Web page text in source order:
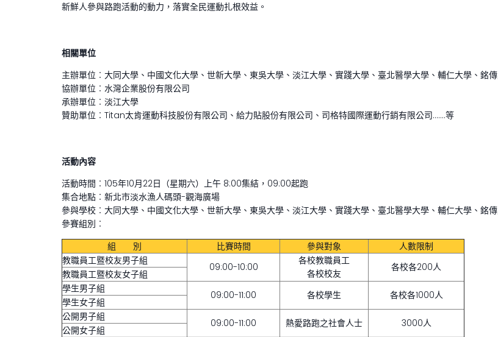
新鮮人參與路跑活動的動力，落實全民運動扎根效益。
相關單位
主辦單位︰大同大學、中國文化大學、世新大學、東吳大學、淡江大學、實踐大學、臺北醫學大學、輔仁大學、銘
協辦單位︰水灣企業股份有限公司
承辦單位︰淡江大學
贊助單位︰Titan太肯運動科技股份有限公司、給力貼股份有限公司、司格特國際運動行銷有限公司…….等
活動內容
活動時間︰105年10月22日（星期六）上午 8:00集結，09:00起跑
集合地點︰新北市淡水漁人碼頭-觀海廣場
參與學校︰大同大學、中國文化大學、世新大學、東吳大學、淡江大學、實踐大學、臺北醫學大學、輔仁大學、銘傳
參賽組別︰
組 別
比賽時間 參與對象
人數限制
教職員工暨校友男子組
09:00-10:00
各校教職員工
各校校友
各校各200人
教職員工暨校友女子組
學生男子組
09:00-11:00 各校學生 各校各1000人
學生女子組
公開男子組
09:00-11:00 熱愛路跑之社會人士 3000人
公開女子組